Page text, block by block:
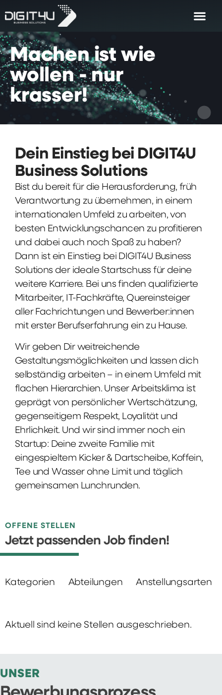
Machen ist wie
wollen - nur
krasser!
Dein Einstieg bei DIGIT4U
Business Solutions
Bist du bereit für die Herausforderung, früh
Verantwortung zu übernehmen, in einem
internationalen Umfeld zu arbeiten, von
besten Entwicklungschancen zu profitieren
und dabei auch noch Spaß zu haben?
Dann ist ein Einstieg bei DIGIT4U Business
Solutions der ideale Startschuss für deine
weitere Karriere. Bei uns finden qualifizierte
Mitarbeiter, IT-Fachkräfte, Quereinsteiger
aller Fachrichtungen und Bewerber:innen
mit erster Berufserfahrung ein zu Hause.
Wir geben Dir weitreichende
Gestaltungsmöglichkeiten und lassen dich
selbständig arbeiten – in einem Umfeld mit
flachen Hierarchien. Unser Arbeitsklima ist
geprägt von persönlicher Wertschätzung,
gegenseitigem Respekt, Loyalität und
Ehrlichkeit. Und wir sind immer noch ein
Startup: Deine zweite Familie mit
eingespieltem Kicker & Dartscheibe, Koffein,
Tee und Wasser ohne Limit und täglich
gemeinsamen Lunchrunden.
OFFENE STELLEN
Jetzt passenden Job finden!
Kategorien Abteilungen Anstellungsarten
Aktuell sind keine Stellen ausgeschrieben.
UNSER